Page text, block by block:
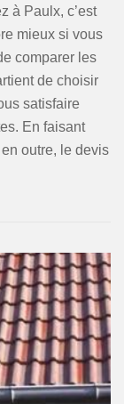
à Paulx, c’est
mieux si vous
comparer les
de choisir
satisfaire
En faisant
outre, le devis